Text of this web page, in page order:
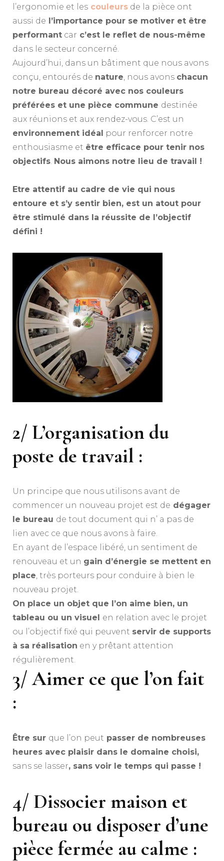
l’ergonomie et les couleurs de la pièce ont
aussi de l’importance pour se motiver et être
performant car c’est le reflet de nous-même
dans le secteur concerné.
Aujourd’hui, dans un bâtiment que nous avons
conçu, entourés de nature, nous avons chacun
notre bureau décoré avec nos couleurs
préférées et une pièce commune destinée
aux réunions et aux rendez-vous. C’est un
environnement idéal
pour renforcer notre
enthousiasme et être efficace pour tenir nos
objectifs. Nous aimons notre lieu de travail !
Etre attentif au cadre de vie qui nous
entoure et s’y sentir bien, est un atout pour
être stimulé dans la réussite de l’objectif
défini !
2/ L’organisation du
poste de travail :
Un principe que nous utilisons avant de
commencer un nouveau projet est de dégager
le bureau de tout document qui n’ a pas de
lien avec ce que nous avons à faire.
En ayant de l’espace libéré, un sentiment de
renouveau et un gain d’énergie se mettent en
place, très porteurs pour conduire à bien le
nouveau projet.
On place un objet que l’on aime bien, un
tableau ou un visuel en relation avec le projet
ou l’objectif fixé qui peuvent servir de supports
à sa réalisation en y prêtant attention
régulièrement.
3/ Aimer ce que l’on fait
:
Être sur que l’on peut passer de nombreuses
heures avec plaisir dans le domaine choisi,
sans se lasser, sans voir le temps qui passe !
4/ Dissocier maison et
bureau ou disposer d’une
pièce fermée au calme :